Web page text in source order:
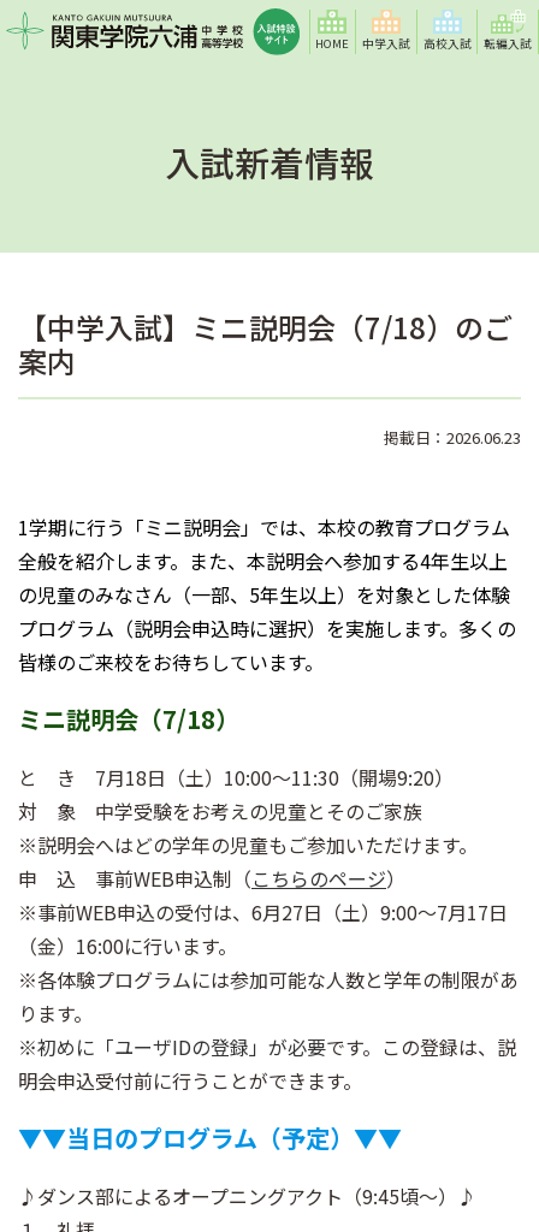
HOME 中学入試 高校入試 転編入試
入試新着情報
【中学入試】ミニ説明会（7/18）のご
案内
掲載日：2026.06.23
1学期に行う「ミニ説明会」では、本校の教育プログラム
全般を紹介します。また、本説明会へ参加する4年生以上
の児童のみなさん（一部、5年生以上）を対象とした体験
プログラム（説明会申込時に選択）を実施します。多くの
皆様のご来校をお待ちしています。
ミニ説明会（7/18）
と き 7月18日（土）10:00～11:30（開場9:20）
対 象 中学受験をお考えの児童とそのご家族
※説明会へはどの学年の児童もご参加いただけます。
申 込 事前WEB申込制（こちらのページ）
※事前WEB申込の受付は、6月27日（土）9:00～7月17日
（金）16:00に行います。
※各体験プログラムには参加可能な人数と学年の制限があ
ります。
※初めに「ユーザIDの登録」が必要です。この登録は、説
明会申込受付前に行うことができます。
▼▼当日のプログラム（予定） ▼▼
♪ダンス部によるオープニングアクト（9:45頃～）♪